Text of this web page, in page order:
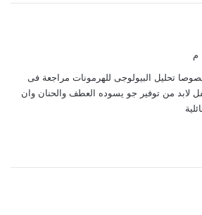
تحليل البيولوجى للهرمونات مراجعة فى
لابد من توفير جو يسوده العطف والحنان وان